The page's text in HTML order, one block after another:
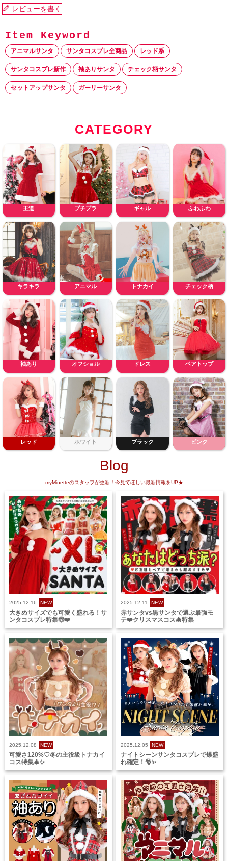
レビューを書く
アニマルサンタ サンタコスプレ全商品 レッド系
サンタコスプレ新作 袖ありサンタ チェック柄サンタ
セットアップサンタ ガーリーサンタ
CATEGORY
王道 プチプラ ギャル ふわふわ
キラキラ アニマル トナカイ チェック柄
袖あり オフショル ドレス ベアトップ
レッド ホワイト ブラック ピンク
Blog
myMinetteのスタッフが更新！今見てほしい最新情報をUP★
2025.12.16 NEW
大きめサイズでも可愛く盛れる！サ
ンタコスプレ特集🤶❤️
2025.12.11 NEW
赤サンタvs黒サンタで選ぶ最強モ
テ❤️クリスマスコス🎄特集
2025.12.08 NEW
可愛さ120%♡冬の主役級トナカイ
コス特集🎄✨
2025.12.05 NEW
ナイトシーンサンタコスプレで爆盛
れ確定！🎅✨